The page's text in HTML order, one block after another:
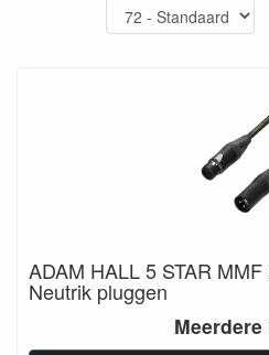
ADAM HALL 5 STAR
Neutrik pluggen